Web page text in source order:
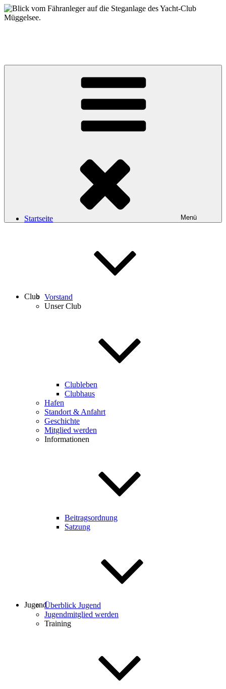
Zum
Inhalt
Menü
Startseite
Club Vorstand
Unser Club
Clubleben
Clubhaus
Hafen
Standort & Anfahrt
Geschichte
Mitglied werden
Informationen
Beitragsordnung
Satzung
JugendÜberblick Jugend
Jugendmitglied werden
Training